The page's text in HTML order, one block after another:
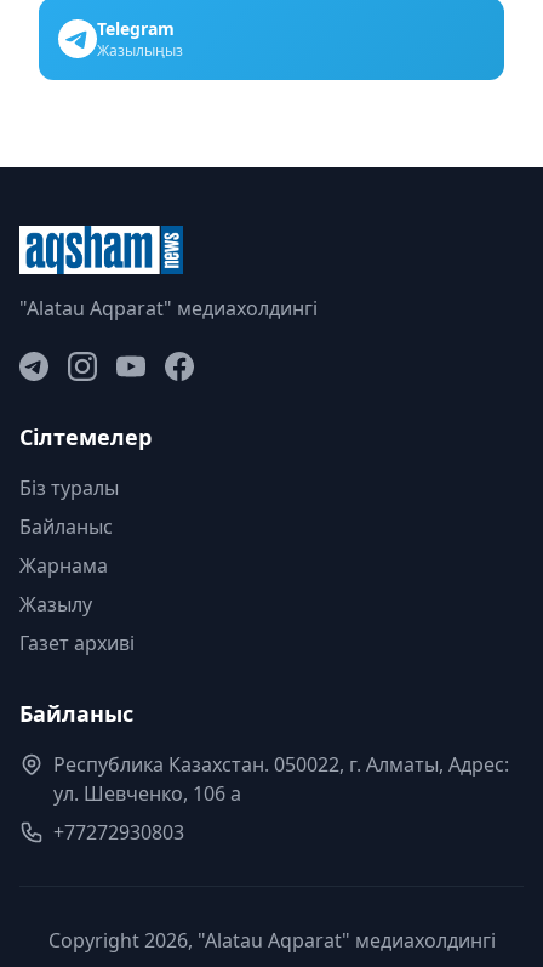
Telegram
Жазылыңыз
"Alatau Aqparat" медиахолдингі
Сілтемелер
Біз туралы
Байланыс
Жарнама
Жазылу
Газет архиві
Байланыс
Республика Казахстан. 050022, г. Алматы, Адрес:
ул. Шевченко, 106 а
+77272930803
Copyright 2026, "Alatau Aqparat" медиахолдингі